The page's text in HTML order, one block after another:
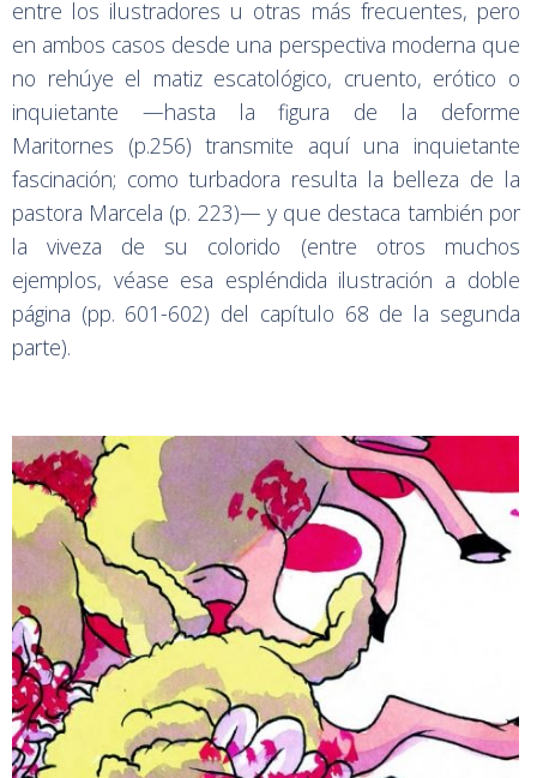
entre los ilustradores u otras más frecuentes, pero
en ambos casos desde una perspectiva moderna que
no rehúye el matiz escatológico, cruento, erótico o
inquietante —hasta la figura de la deforme
Maritornes (p.256) transmite aquí una inquietante
fascinación; como turbadora resulta la belleza de la
pastora Marcela (p. 223)— y que destaca también por
la viveza de su colorido (entre otros muchos
ejemplos, véase esa espléndida ilustración a doble
página (pp. 601-602) del capítulo 68 de la segunda
parte).